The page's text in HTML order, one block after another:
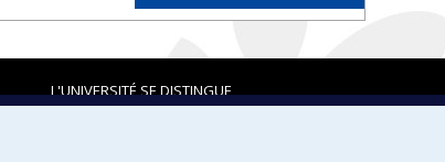
L'UNIVERSITÉ SE DISTINGUE